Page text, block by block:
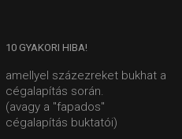
10 GYAKORI HIBA!
amellyel százezreket bukhat a
cégalapítás során.
(avagy a "fapados"
cégalapítás buktatói)